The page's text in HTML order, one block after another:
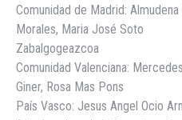
Comunidad de Madrid:
Morales, Maria José Soto
Zabalgogeazcoa
Comunidad Valenciana:
Giner, Rosa Mas Pons
País Vasco: Jesus Angel Ocio